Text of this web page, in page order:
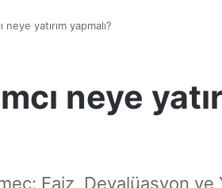
neye yatırım yapmalı?
neye
Faiz, Devalüasyon ve